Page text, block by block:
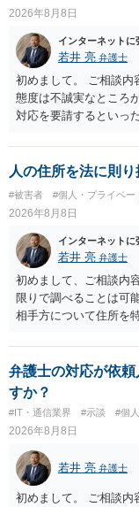
士へ直接相談した方が
2026年8月8日
インターネットに
若井 亮 弁護士
初めまして。 ご相談内
態度は不誠実なところ
対応を要請するといっ
人の住所を法に則
#被害者 #個人・プライベー
2026年8月8日
インターネットに
若井 亮 弁護士
初めまして、ご相談内
限りで調べることは可
相手方について住所を
弁護士の対応が依
すか？
#IT・通信業界 #示談 #個
2026年8月8日
若井 亮 弁護士
初めまして。 ご相談内